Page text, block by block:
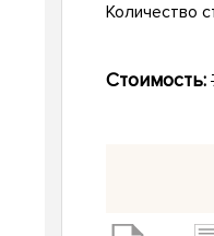
Количество
Стоимость: